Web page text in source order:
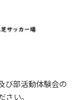
び部活動体験会の
い。